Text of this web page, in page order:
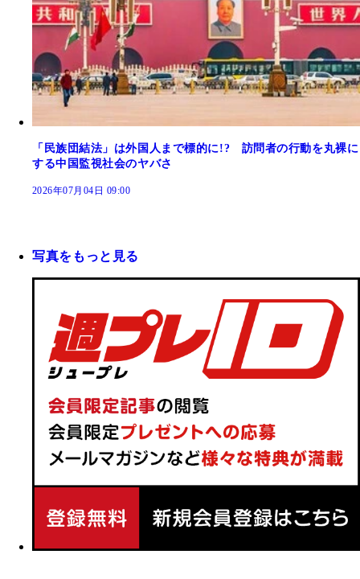
「民族団結法」は外国人まで標的に!? 訪問者の行動を丸裸に
する中国監視社会のヤバさ
2026年07月04日 09:00
写真をもっと見る